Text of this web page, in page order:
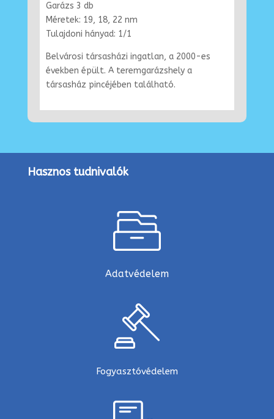
Garázs 3 db
Méretek: 19, 18, 22 nm
Tulajdoni hányad: 1/1
Belvárosi társasházi ingatlan, a 2000-es
években épült. A teremgarázshely a
társasház pincéjében található.
Hasznos tudnivalók
Adatvédelem
Fogyasztóvédelem